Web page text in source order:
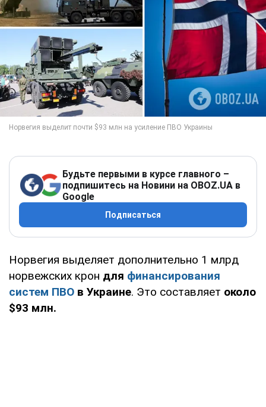
Будьте первыми в курсе главного –
подпишитесь на Новини на OBOZ.UA в
Google
Подписаться
Норвегия выделяет дополнительно 1 млрд
норвежских крон для финансирования
систем ПВО в Украине. Это составляет около
$93 млн.